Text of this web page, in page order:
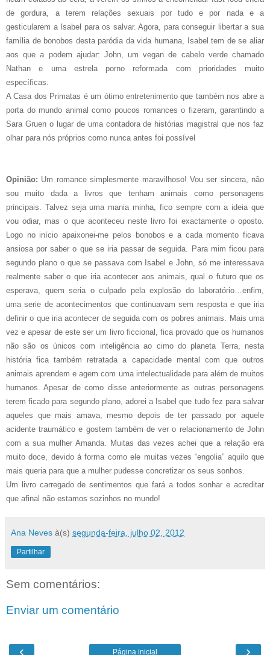
de gordura, a terem relações sexuais por tudo e por nada e a
gesticularem a Isabel para os salvar. Agora, para conseguir libertar a sua
família de bonobos desta paródia da vida humana, Isabel tem de se aliar
aos que a podem ajudar: John, um vegan de cabelo verde chamado
Nathan e uma estrela porno reformada com prioridades muito
específicas.
A Casa dos Primatas é um ótimo entretenimento que também nos abre a
porta do mundo animal como poucos romances o fizeram, garantindo a
Sara Gruen o lugar de uma contadora de histórias magistral que nos faz
olhar para nós próprios como nunca antes foi possível
Opinião: Um romance simplesmente maravilhoso! Vou ser sincera, não
sou muito dada a livros que tenham animais como personagens
principais. Talvez seja uma mania minha, fico sempre com a ideia que
vou odiar, mas o que aconteceu neste livro foi exactamente o oposto.
Logo no início apaixonei-me pelos bonobos e a cada momento ficava
ansiosa por saber o que se iria passar de seguida. Para mim ficou para
segundo plano o que se passava com Isabel e John, só me interessava
realmente saber o que iria acontecer aos animais, qual o futuro que os
esperava, quem seria o culpado pela explosão do laboratório…enfim,
uma serie de acontecimentos que continuavam sem resposta e que iria
definir o que iria acontecer de seguida com os pobres animais. Mais uma
vez e apesar de este ser um livro ficcional, fica provado que os humanos
não são os únicos com inteligência ao cimo do planeta Terra, nesta
história fica também retratada a capacidade mental com que outros
animais aprendem e agem com uma intelectualidade para além de muitos
humanos. Apesar de como disse anteriormente as outras personagens
terem ficado para segundo plano, adorei a Isabel que tudo fez para salvar
aqueles que mais amava, mesmo depois de ter passado por aquele
acidente traumático e gostem também de ver o relacionamento de John
com a sua mulher Amanda. Muitas das vezes achei que a relação era
muito doce, devido á forma como ele muitas vezes “engolia” aquilo que
mais queria para que a mulher pudesse concretizar os seus sonhos.
Um livro carregado de sentimentos que fará a todos sonhar e acreditar
que afinal não estamos sozinhos no mundo!
Ana Neves à(s) segunda-feira, julho 02, 2012
Partilhar
Sem comentários:
Enviar um comentário
‹ ›
Página inicial